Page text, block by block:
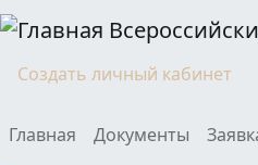
Перейти к основному
Моя учетная
Создать личный кабинет
Main
Главная Документы